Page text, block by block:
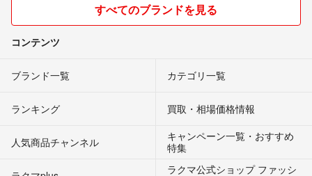
すべてのブランドを見る
コンテンツ
ブランド一覧 カテゴリ一覧
ランキング 買取・相場価格情報
人気商品チャンネル
キャンペーン一覧・おすすめ
特集
ラクマ公式ショップ ファッシ